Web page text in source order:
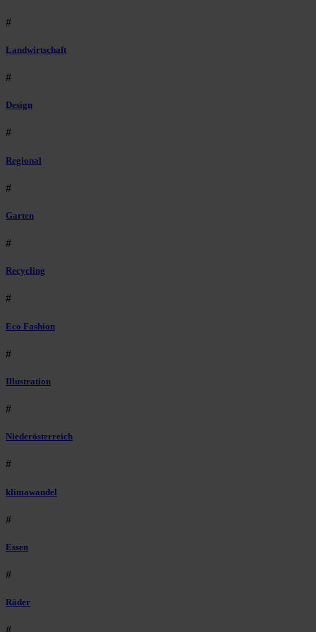
#
Landwirtschaft
#
Design
#
Regional
#
Garten
#
Recycling
#
Eco Fashion
#
Illustration
#
Niederösterreich
#
klimawandel
#
Essen
#
Räder